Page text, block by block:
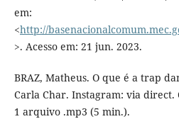
em:
<http://
>. Acesso em: 21 jun. 2023.
BRAZ, Matheus. O que é a trap
Carla Char. Instagram: via direct.
1 arquivo .mp3 (5 min.).